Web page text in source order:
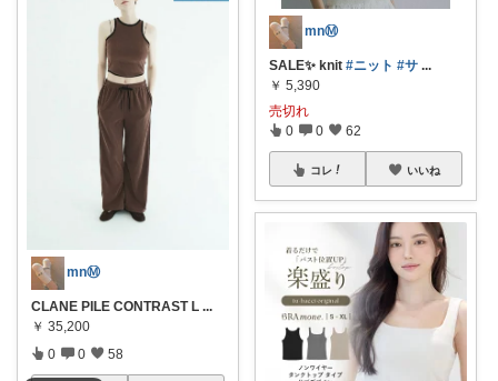
mnⓂ︎
CLANE PILE CONTRAST L ...
￥ 35,200
0 0 58
mnⓂ︎
SALE✨ knit #ニット #サ ...
￥ 5,390
売切れ
0 0 62
コレ いいね